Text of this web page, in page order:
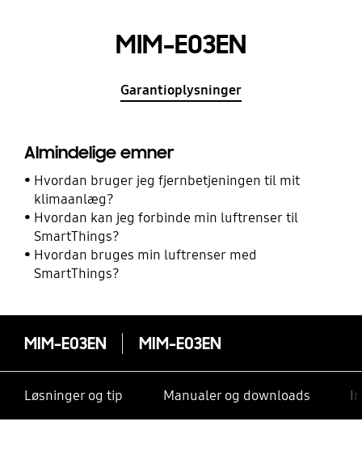
MIM-E03EN
Garantioplysninger
Almindelige emner
Hvordan bruger jeg fjernbetjeningen til mit
klimaanlæg?
Hvordan kan jeg forbinde min luftrenser til
SmartThings?
Hvordan bruges min luftrenser med
SmartThings?
MIM-E03EN MIM-E03EN
Løsninger og tip Manualer og downloads